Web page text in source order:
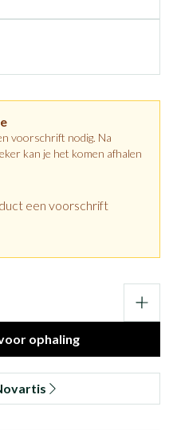
voorschrift nodig. Na
kan je het komen afhalen
een voorschrift
ophaling